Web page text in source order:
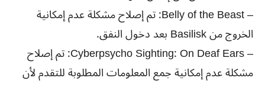
– Belly of the Beast: تم إصلاح مشكلة عدم إمكانية
الخروج من Basilisk بعد دخول النفق.
– Cyberpsycho Sighting: On Deaf Ears: تم إصلاح
مشكلة عدم إمكانية جمع المعلومات المطلوبة للتقدم لأن